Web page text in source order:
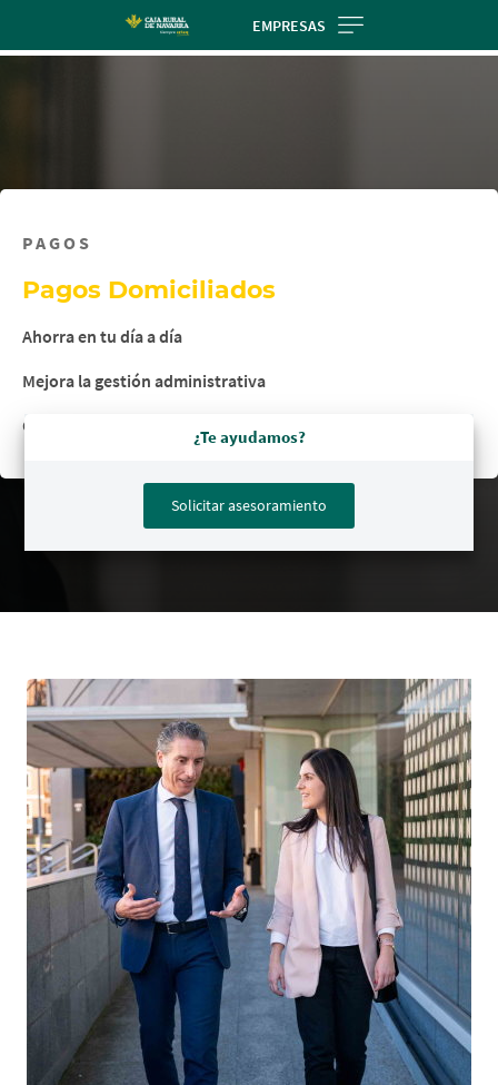
EMPRESAS
PAGOS
Pagos Domiciliados
Ahorra en tu día a día
Mejora la gestión administrativa
Control y seguimiento a través de Ruralvía
¿Te ayudamos?
Solicitar asesoramiento